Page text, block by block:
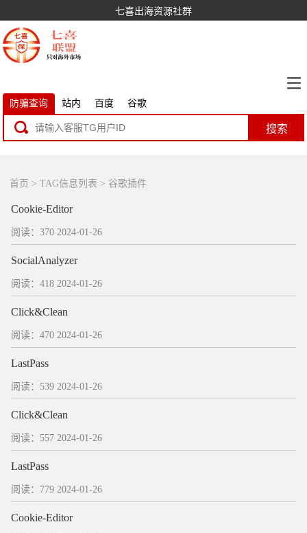
七喜出海资源社群
防骗查询 站内 百度 谷歌
搜索
首页 > TAG信息列表 > 谷歌插件
Cookie-Editor
阅读：370 2024-01-26
SocialAnalyzer
阅读：418 2024-01-26
Click&Clean
阅读：470 2024-01-26
LastPass
阅读：539 2024-01-26
Click&Clean
阅读：557 2024-01-26
LastPass
阅读：779 2024-01-26
Cookie-Editor